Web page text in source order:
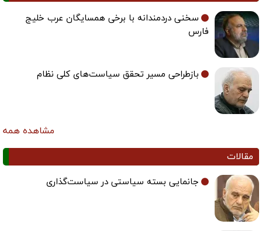
سخنی دردمندانه با برخی همسایگان عرب خلیج
فارس
بازطراحی مسیر تحقق سیاست‌های کلی نظام
مشاهده همه
مقالات
جانمایی بسته سیاستی در سیاست‌گذاری